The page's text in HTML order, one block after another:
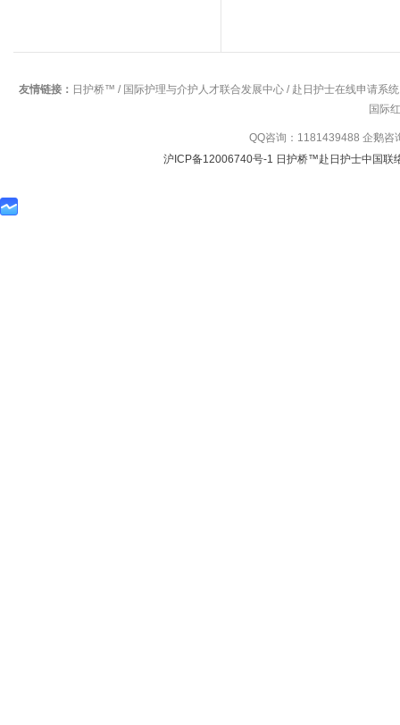
友情链接： 日护桥™ / 国际护理与介护人才联合发展中心 / 赴日护士在线申请系统
国际
QQ咨询：1181439488 企鹅咨
沪ICP备12006740号-1 日护桥™赴日护士中国联